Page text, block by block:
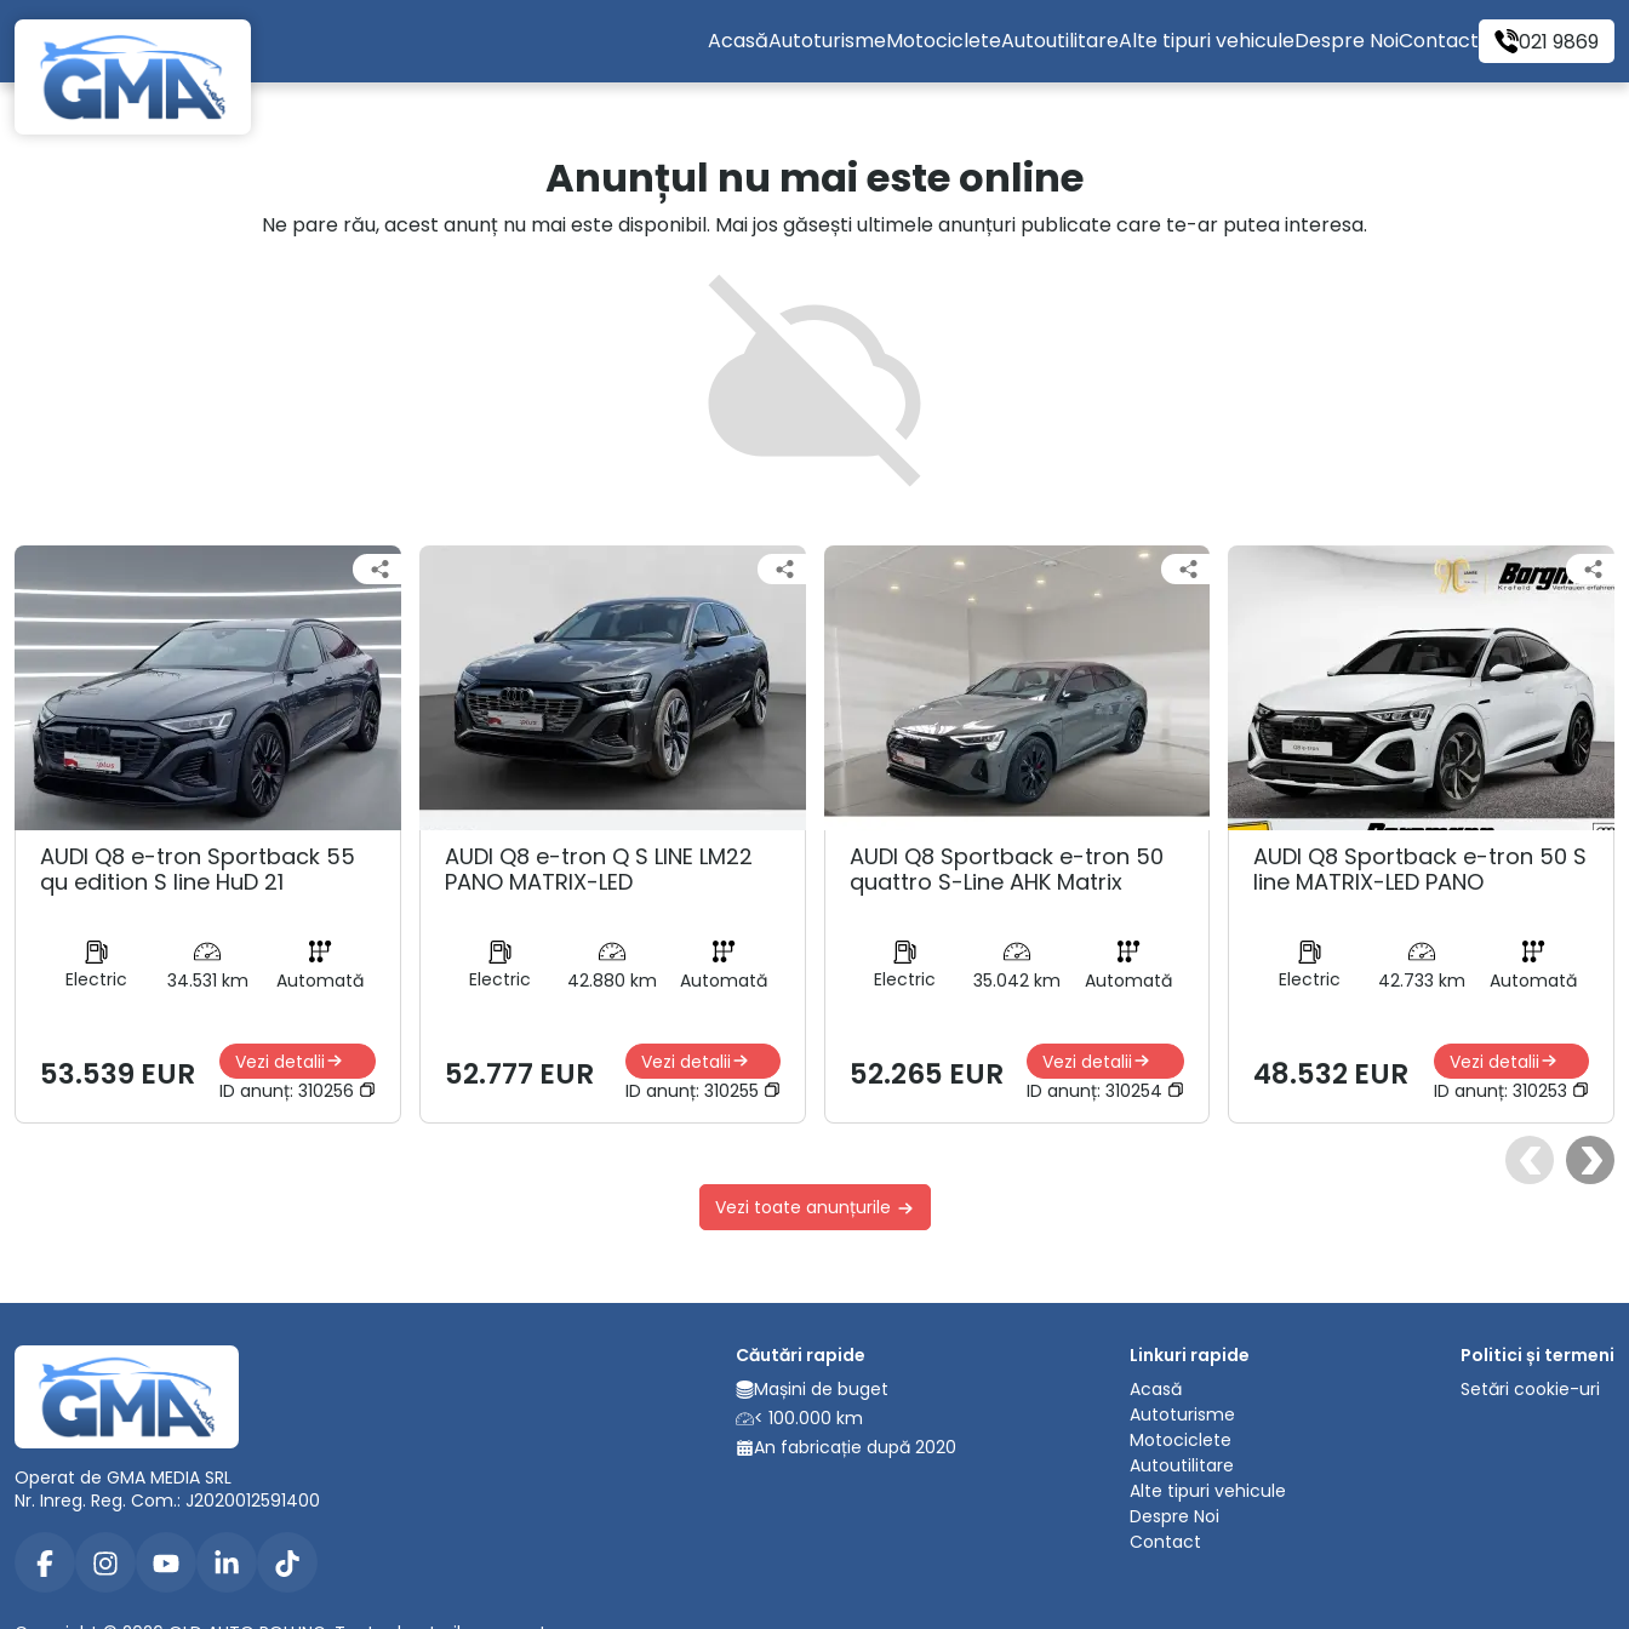
Mergi direct la conținutul principal
AcasăAutoturismeMotocicleteAutoutilitareAlte tipuri vehiculeDespre NoiContact 021 9869
Anunțul nu mai este online
Ne pare rău, acest anunț nu mai este disponibil. Mai jos găsești ultimele anunțuri publicate care te-ar putea interesa.
AUDI Q8 e-tron Sportback 55
qu edition S line HuD 21
Electric 34.531 km Automată
53.539 EUR
Vezi detalii
ID anunț: 310256
AUDI Q8 e-tron Q S LINE LM22
PANO MATRIX-LED
Electric 42.880 km Automată
52.777 EUR
Vezi detalii
ID anunț: 310255
AUDI Q8 Sportback e-tron 50
quattro S-Line AHK Matrix
Electric 35.042 km Automată
52.265 EUR
Vezi detalii
ID anunț:310254
AUDI Q8 Sportback e-tron 50 S
line MATRIX-LED PANO
Electric 42.733 km Automată
48.532 EUR
Vezi detalii
ID anunț: 310253
Vezi toate anunțurile
Operat de GMA MEDIA SRL
Nr. Inreg. Reg. Com.: J2020012591400
Căutări rapide
Mașini de buget
< 100.000 km
An fabricație după 2020
Linkuri rapide
Acasă
Autoturisme
Motociclete
Autoutilitare
Alte tipuri vehicule
Despre Noi
Contact
Politici și termeni
Setări cookie-uri